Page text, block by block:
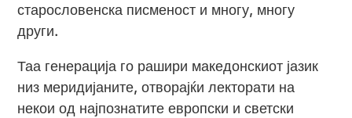
старословенска писменост и многу, многу
други.
Таа генерација го рашири македонскиот јазик
низ меридијаните, отворајќи лекторати на
некои од најпознатите европски и светски